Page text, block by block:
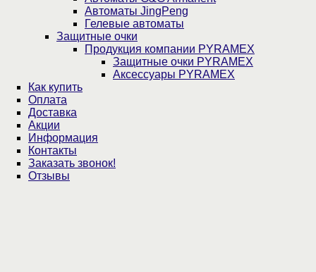
Автоматы JingPeng
Гелевые автоматы
Защитные очки
Продукция компании PYRAMEX
Защитные очки PYRAMEX
Аксессуары PYRAMEX
Как купить
Оплата
Доставка
Акции
Информация
Контакты
Заказать звонок!
Отзывы